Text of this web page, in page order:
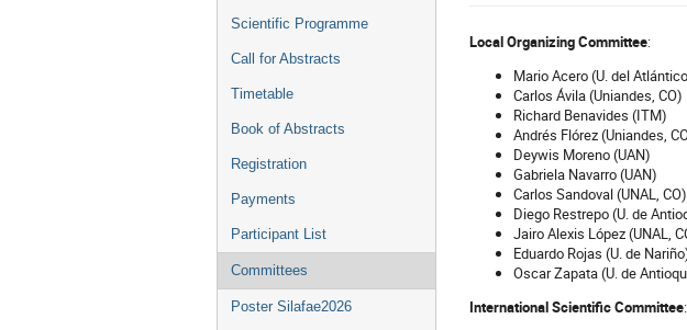
Scientific Programme
Call for Abstracts
Timetable
Book of Abstracts
Registration
Payments
Participant List
Committees
Poster Silafae2026
Local Organizing Committee:
Mario Acero (U. del
Carlos Ávila (Uniandes, CO)
Richard Benavides (ITM)
Andrés Flórez (Uniandes,
Deywis Moreno (UAN)
Gabriela Navarro (UAN)
Carlos Sandoval (UNAL, CO)
Diego Restrepo (U. de
Jairo Alexis López (UNAL,
Eduardo Rojas (U. de
Oscar Zapata (U. de
International Scientific Committee: